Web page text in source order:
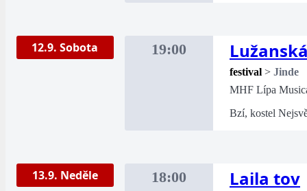
12.9. Sobota 19:00
festival > Jinde
MHF Lípa
Bzí, kostel
13.9. Neděle 18:00 Laila tov